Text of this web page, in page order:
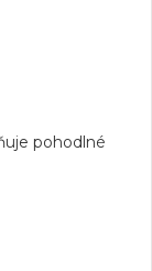
pohodlné